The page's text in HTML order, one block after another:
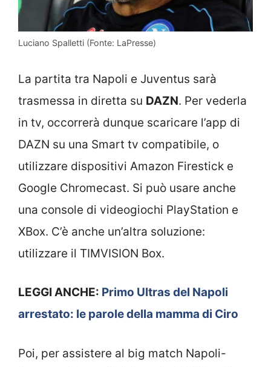
Luciano Spalletti (Fonte: LaPresse)
La partita tra Napoli e Juventus sarà
trasmessa in diretta su DAZN. Per vederla
in tv, occorrerà dunque scaricare l’app di
DAZN su una Smart tv compatibile, o
utilizzare dispositivi Amazon Firestick e
Google Chromecast. Si può usare anche
una console di videogiochi PlayStation e
XBox. C’è anche un’altra soluzione:
utilizzare il TIMVISION Box.
LEGGI ANCHE: Primo Ultras del Napoli
arrestato: le parole della mamma di Ciro
Poi, per assistere al big match Napoli-